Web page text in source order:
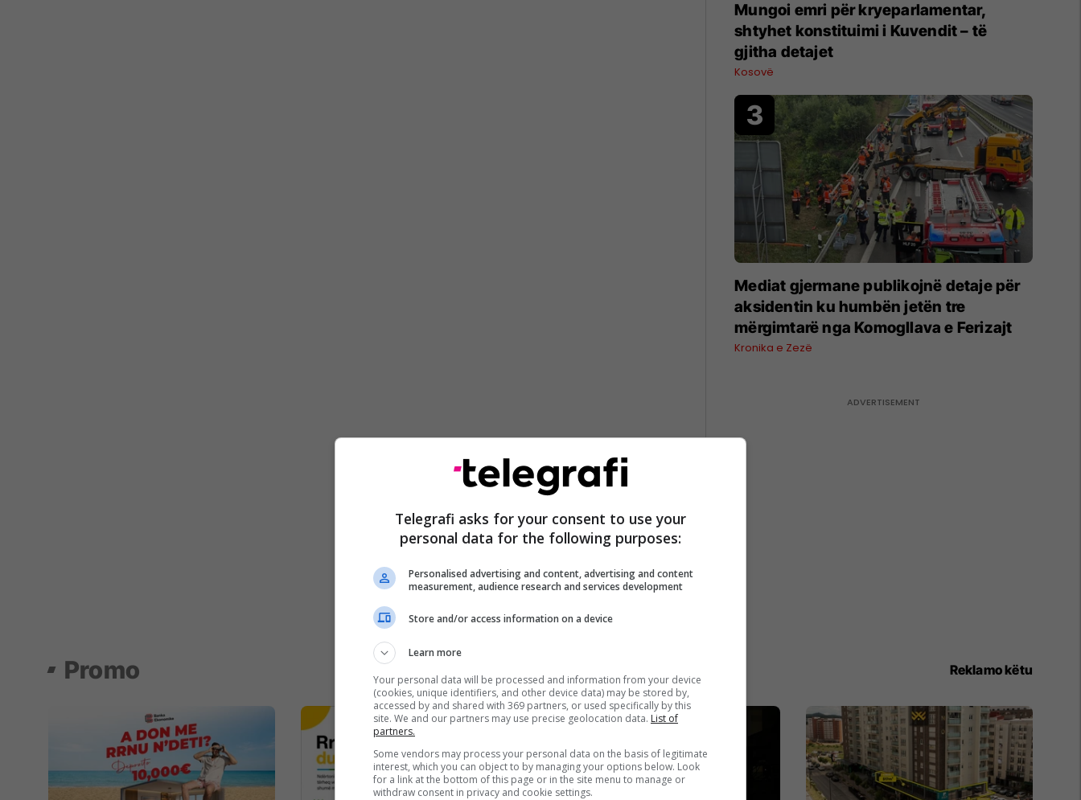
Mungoi emri për kryeparlamentar,
shtyhet konstituimi i Kuvendit – të
gjitha detajet
Kosovë
Mediat gjermane publikojnë detaje për
aksidentin ku humbën jetën tre
mërgimtarë nga Komogllava e Ferizajt
Kronika e Zezë
Promo Reklamo këtu
Telegrafi asks for your consent to use your
personal data for the following purposes:
Personalised advertising and content, advertising and content
measurement, audience research and services development
Store and/or access information on a device
Learn more
Your personal data will be processed and information from your device
(cookies, unique identifiers, and other device data) may be stored by,
accessed by and shared with 369 partners, or used specifically by this
site. We and our partners may use precise geolocation data. List of
partners.
Some vendors may process your personal data on the basis of legitimate
interest, which you can object to by managing your options below. Look
for a link at the bottom of this page or in the site menu to manage or
withdraw consent in privacy and cookie settings.